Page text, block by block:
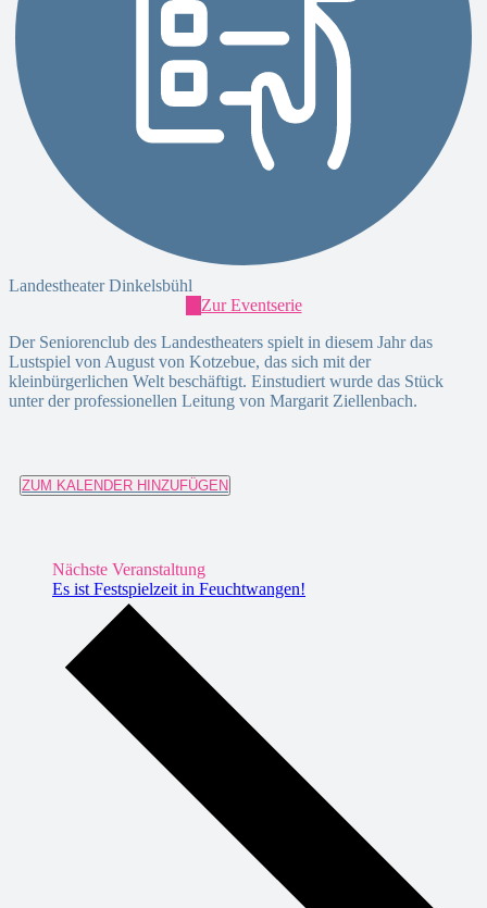
Landestheater Dinkelsbühl
Zur Eventserie
Der Seniorenclub des Landestheaters spielt in diesem Jahr das
Lustspiel von August von Kotzebue, das sich mit der
kleinbürgerlichen Welt beschäftigt. Einstudiert wurde das Stück
unter der professionellen Leitung von Margarit Ziellenbach.
ZUM KALENDER HINZUFÜGEN
Nächste Veranstaltung
Es ist Festspielzeit in Feuchtwangen!